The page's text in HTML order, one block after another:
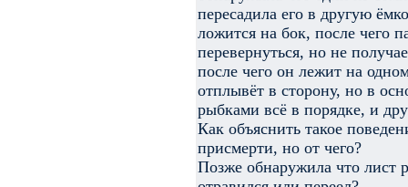
пересадила его в другую
ложится на бок, после чего
перевернуться, но не
после чего он лежит на
отплывёт в сторону, но в
рыбками всё в порядке, и
Как объяснить такое
присмерти, но от чего?
Позже обнаружила что лист